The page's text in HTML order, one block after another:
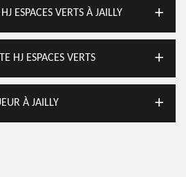
ESPACES VERTS À JAILLY
HJ ESPACES VERTS
À JAILLY